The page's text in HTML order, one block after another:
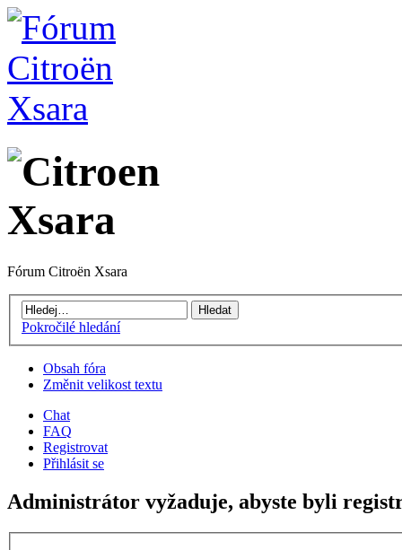
Fórum Citroën Xsara
Pokročilé hledání
Obsah fóra
Změnit velikost textu
Chat
FAQ
Registrovat
Přihlásit se
Administrátor vyžaduje, abyste byli